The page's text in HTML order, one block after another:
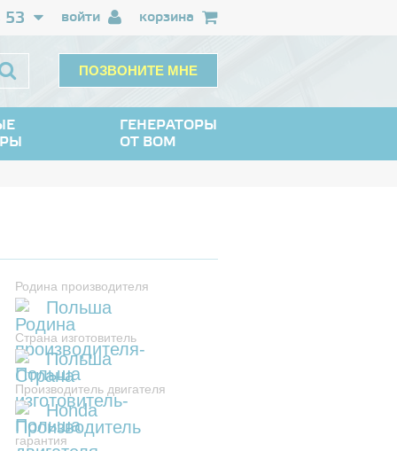
войти
53 корзина
ПОЗВОНИТЕ МНЕ
ГЕНЕРАТОРЫ
ОТ ВОМ
Родина производителя
Польша
Страна изготовитель
Польша
Производитель двигателя
Honda
гарантия